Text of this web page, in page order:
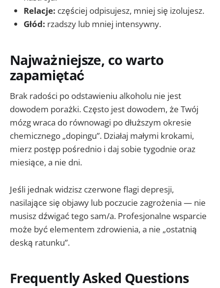
Relacje: częściej odpisujesz, mniej się izolujesz.
Głód: rzadszy lub mniej intensywny.
Najważniejsze, co warto
zapamiętać
Brak radości po odstawieniu alkoholu nie jest
dowodem porażki. Często jest dowodem, że Twój
mózg wraca do równowagi po dłuższym okresie
chemicznego „dopingu”. Działaj małymi krokami,
mierz postęp pośrednio i daj sobie tygodnie oraz
miesiące, a nie dni.
Jeśli jednak widzisz czerwone flagi depresji,
nasilające się objawy lub poczucie zagrożenia — nie
musisz dźwigać tego sam/a. Profesjonalne wsparcie
może być elementem zdrowienia, a nie „ostatnią
deską ratunku”.
Frequently Asked Questions